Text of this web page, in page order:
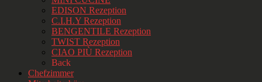
EDISON Rezeption
C.I.H.Y Rezeption
BENGENTILE Rezeption
TWIST Rezeption
CIAO PIÙ Rezeption
Back
Chefzimmer